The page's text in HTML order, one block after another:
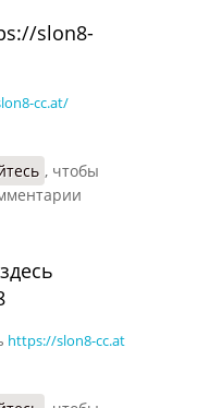
slon8-
cc.at/
, чтобы
https://slon8-cc.at